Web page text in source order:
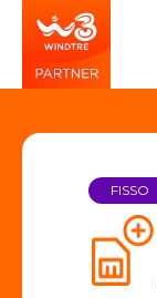
FISSO